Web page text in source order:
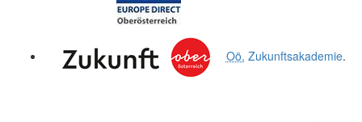
Oö. Zukunftsakademie.